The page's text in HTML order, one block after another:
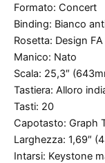
Formato: Concert
Binding: Bianco
Rosetta: Design
Manico: Nato
Scala: 25,3″
Tastiera: Alloro
Tasti: 20
Capotasto: Graph
Larghezza: 1,69″
Intarsi: Keystone